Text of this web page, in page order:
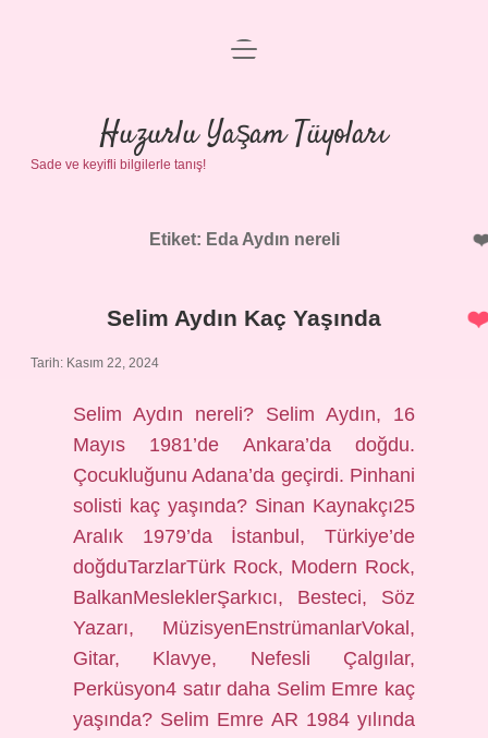
Anasayfa
Gizlilik Politikası
Yasal Uyarı
menüyü
Huzurlu Yaşam Tüyoları
Sade ve keyifli bilgilerle tanış!
Etiket: Eda Aydın nereli
Selim Aydın Kaç Yaşında
Tarih: Kasım 22, 2024
Selim Aydın nereli? Selim Aydın, 16
Mayıs 1981’de Ankara’da doğdu.
Çocukluğunu Adana’da geçirdi. Pinhani
solisti kaç yaşında? Sinan Kaynakçı25
Aralık 1979’da İstanbul, Türkiye’de
doğduTarzlarTürk Rock, Modern Rock,
BalkanMesleklerŞarkıcı, Besteci, Söz
Yazarı, MüzisyenEnstrümanlarVokal,
Gitar, Klavye, Nefesli Çalgılar,
Perküsyon4 satır daha Selim Emre kaç
yaşında? Selim Emre AR 1984 yılında